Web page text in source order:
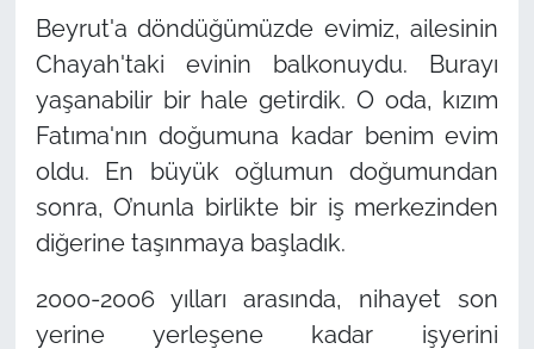
Beyrut'a döndüğümüzde evimiz, ailesinin
Chayah'taki evinin balkonuydu. Burayı
yaşanabilir bir hale getirdik. O oda, kızım
Fatıma'nın doğumuna kadar benim evim
oldu. En büyük oğlumun doğumundan
sonra, O’nunla birlikte bir iş merkezinden
diğerine taşınmaya başladık.
2000-2006 yılları arasında, nihayet son
yerine yerleşene kadar işyerini